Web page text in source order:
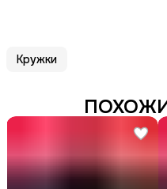
Кружки